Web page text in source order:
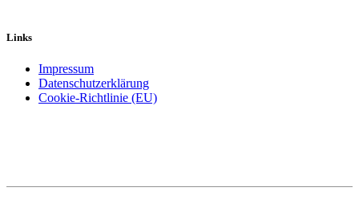
Links
Impressum
Datenschutzerklärung
Cookie-Richtlinie (EU)